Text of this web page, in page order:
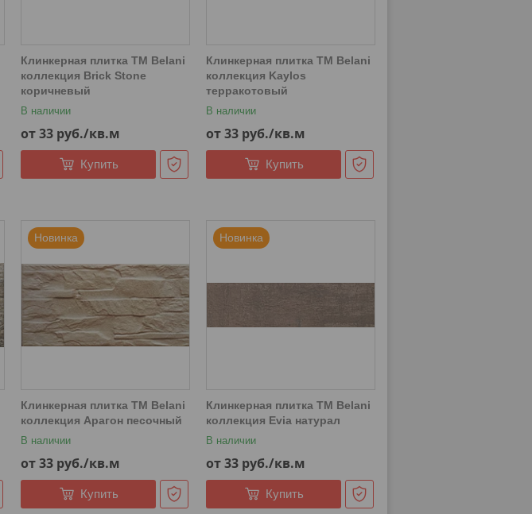
Клинкерная плитка ТМ Belani
коллекция Brick Stone
коричневый
В наличии
от 33 руб./кв.м
Купить
Клинкерная плитка ТМ Belani
коллекция Kaylos
терракотовый
В наличии
от 33 руб./кв.м
Купить
Новинка
Клинкерная плитка ТМ Belani
коллекция Арагон песочный
В наличии
от 33 руб./кв.м
Купить
Новинка
Клинкерная плитка ТМ Belani
коллекция Evia натурал
В наличии
от 33 руб./кв.м
Купить